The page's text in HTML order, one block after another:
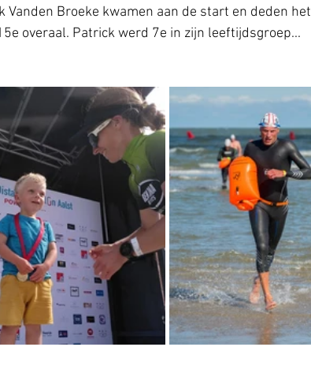
Vanden Broeke kwamen aan de start en deden het
overaal. Patrick werd 7e in zijn leeftijdsgroep...